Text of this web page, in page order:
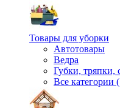
Товары для уборки
Автотовары
Ведра
Губки, тряпки,
Все категории